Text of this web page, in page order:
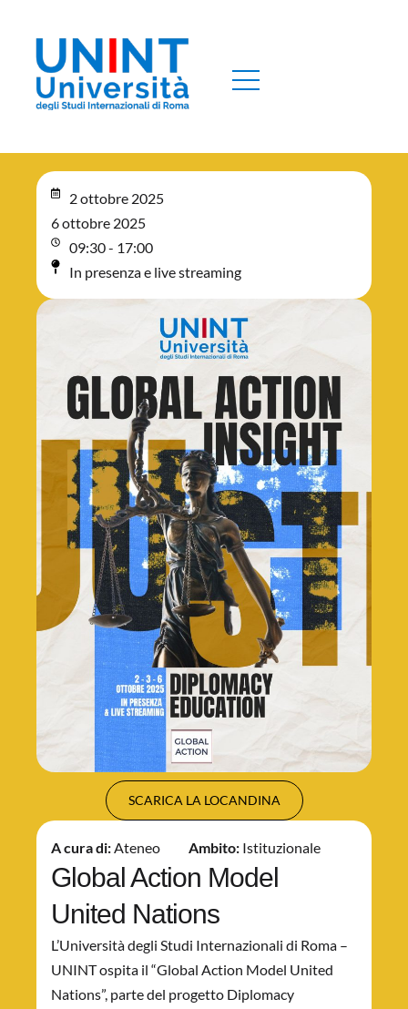
2 ottobre 2025
6 ottobre 2025
09:30 - 17:00
In presenza e live streaming
SCARICA LA LOCANDINA
A cura di:Ateneo Ambito: Istituzionale
Global Action Model
United Nations
L’Università degli Studi Internazionali di Roma –
UNINT ospita il “Global Action Model United
Nations”, parte del progetto Diplomacy